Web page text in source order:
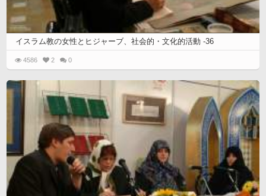
イスラム教の女性とヒジャーブ、社会的・文化的活動 -36
4586 2 0